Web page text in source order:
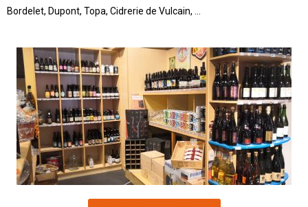
Bordelet, Dupont, Topa, Cidrerie de Vulcain, …